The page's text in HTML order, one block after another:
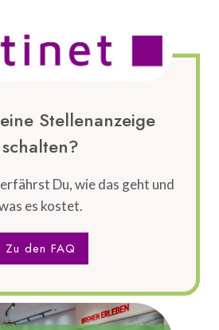
Stellenanzeige
schalten?
Du, wie das geht und
es kostet.
Zu den FAQ